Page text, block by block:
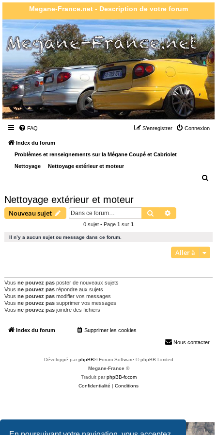
Megane-France.net - Description de votre forum
FAQ Connexion
S’enregistrer
Index du forum
Problèmes et renseignements sur la Mégane Coupé et Cabriolet
Nettoyage
Nettoyage extérieur et moteur
c
h
Nettoyage extérieur et moteur
Nouveau sujet Rechercher
0 sujet • Page 1 sur 1
Il n’y a aucun sujet ou message dans ce forum.
Aller à
Vous ne pouvez pas poster de nouveaux sujets
Vous ne pouvez pas répondre aux sujets
Vous ne pouvez pas modifier vos messages
Vous ne pouvez pas supprimer vos messages
Vous ne pouvez pas joindre des fichiers
Index du forum Supprimer les cookies
Nous contacter
Développé parphpBB® Forum Software © phpBB Limited
Megane-France ©
Traduit parphpBB-fr.com
Confidentialité | Conditions